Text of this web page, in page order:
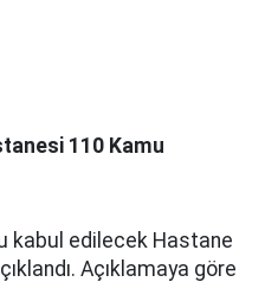
110 Kamu
kabul edilecek Hastane
Açıklamaya göre